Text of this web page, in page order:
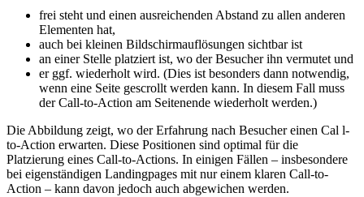
frei steht und einen ausreichenden Abstand zu allen anderen
Elementen hat,
auch bei kleinen Bildschirmauflösungen sichtbar ist
an einer Stelle platziert ist, wo der Besucher ihn vermutet und
er ggf. wiederholt wird. (Dies ist besonders dann notwendig,
wenn eine Seite gescrollt werden kann. In diesem Fall muss
der Call-to-Action am Seitenende wiederholt werden.)
Die Abbildung zeigt, wo der Erfahrung nach Besucher einen Cal l-
to-Action erwarten. Diese Positionen sind optimal für die
Platzierung eines Call-to-Actions. In einigen Fällen – insbesondere
bei eigenständigen Landingpages mit nur einem klaren Call-to-
Action – kann davon jedoch auch abgewichen werden.